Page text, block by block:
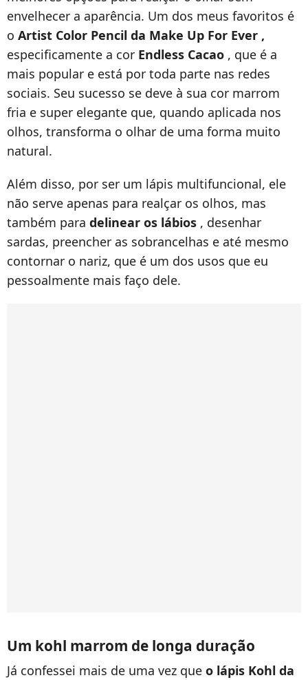
envelhecer a aparência. Um dos meus favoritos é
o Artist Color Pencil da Make Up For Ever ,
especificamente a cor Endless Cacao , que é a
mais popular e está por toda parte nas redes
sociais. Seu sucesso se deve à sua cor marrom
fria e super elegante que, quando aplicada nos
olhos, transforma o olhar de uma forma muito
natural.
Além disso, por ser um lápis multifuncional, ele
não serve apenas para realçar os olhos, mas
também para delinear os lábios , desenhar
sardas, preencher as sobrancelhas e até mesmo
contornar o nariz, que é um dos usos que eu
pessoalmente mais faço dele.
Um kohl marrom de longa duração
Já confessei mais de uma vez que o lápis Kohl da